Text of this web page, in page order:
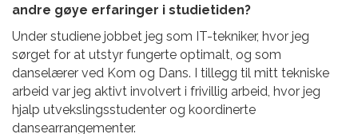
andre gøye erfaringer i studietiden?
Under studiene jobbet jeg som IT-tekniker, hvor jeg
sørget for at utstyr fungerte optimalt, og som
danselærer ved Kom og Dans. I tillegg til mitt tekniske
arbeid var jeg aktivt involvert i frivillig arbeid, hvor jeg
hjalp utvekslingsstudenter og koordinerte
dansearrangementer.